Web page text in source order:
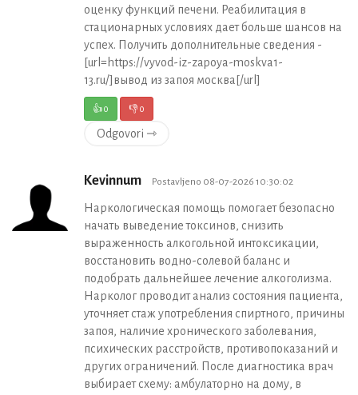
оценку функций печени. Реабилитация в
стационарных условиях дает больше шансов на
успех. Получить дополнительные сведения -
[url=https://vyvod-iz-zapoya-moskva1-
13.ru/]вывод из запоя москва[/url]
👍0 👎0
Odgovori ⇾
Kevinnum Postavljeno 08-07-2026 10:30:02
Наркологическая помощь помогает безопасно
начать выведение токсинов, снизить
выраженность алкогольной интоксикации,
восстановить водно-солевой баланс и
подобрать дальнейшее лечение алкоголизма.
Нарколог проводит анализ состояния пациента,
уточняет стаж употребления спиртного, причины
запоя, наличие хронического заболевания,
психических расстройств, противопоказаний и
других ограничений. После диагностика врач
выбирает схему: амбулаторно на дому, в